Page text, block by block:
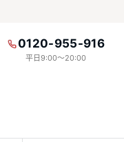
0120-955-916
平日9:00〜20:00